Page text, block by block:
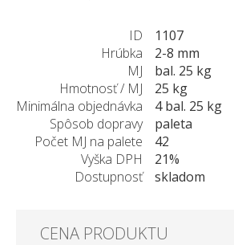
SHOWROOM
KONTAKT
ID
1107
Hrúbka
2-8 mm
MJ
bal. 25 kg
Hmotnosť / MJ
25 kg
Minimálna objednávka
4 bal. 25 kg
Spôsob dopravy
paleta
Počet MJ na palete
42
Vyška DPH
21%
Dostupnosť
skladom
CENA PRODUKTU